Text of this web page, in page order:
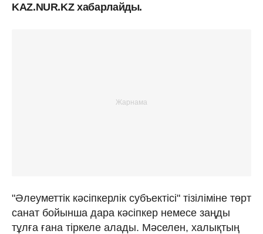
KAZ.NUR.KZ хабарлайды.
"Әлеуметтік кәсіпкерлік субъектісі" тізіліміне төрт
санат бойынша дара кәсіпкер немесе заңды
тұлға ғана тіркеле алады. Мәселен, халықтың